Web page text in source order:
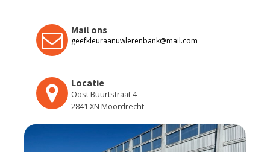
Mail ons
geefkleuraanuwlerenbank@mail.com
Locatie
Oost Buurtstraat 4
2841 XN Moordrecht